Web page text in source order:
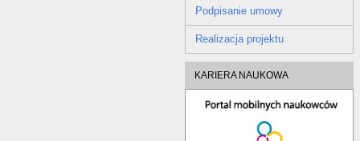
Podpisanie umowy
Realizacja projektu
KARIERA NAUKOWA